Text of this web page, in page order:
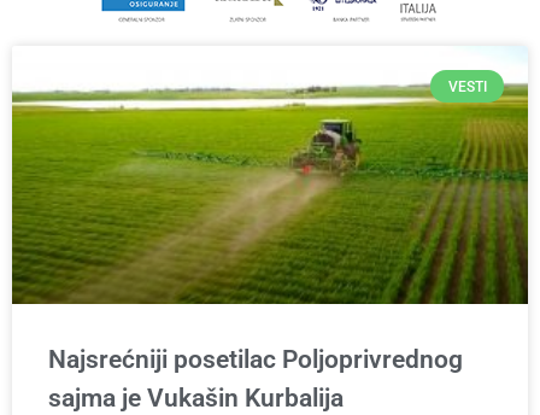
VESTI
Najsrećniji posetilac Poljoprivrednog
sajma je Vukašin Kurbalija